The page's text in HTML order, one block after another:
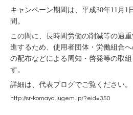
キャンペーン期間は、平成30年11月1
間。
この間に、長時間労働の削減等の過
進するため、使用者団体・労働組合
の配布などによる周知・啓発等の取
す。
詳細は、代表ブログでご覧ください。
http://sr-komaya.jugem.jp/?eid=350